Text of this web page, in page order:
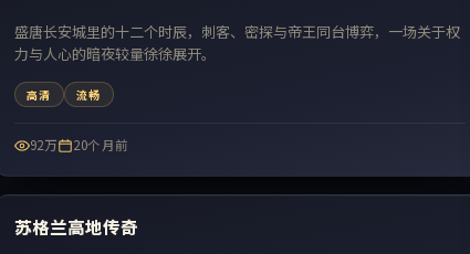
盛唐长安城里的十二个时辰，刺客、密探与帝王同台博弈，一场关于权
力与人心的暗夜较量徐徐展开。
高清 流畅
92万 20个月前
最新
苏格兰高地传奇